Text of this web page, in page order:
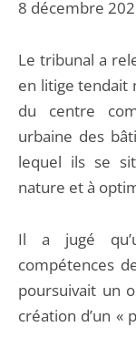
8 décembre
Le tribunal a
en litige tendait
du centre
urbaine des
lequel ils se
nature et à
Il a jugé
compétences
poursuivait un
création d’un